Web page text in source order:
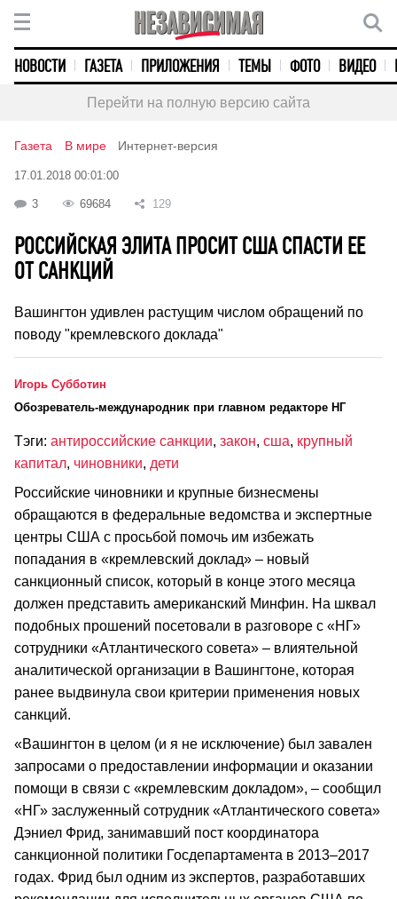
НОВОСТИ ГАЗЕТА ПРИЛОЖЕНИЯ ТЕМЫ ФОТО ВИДЕО
Перейти на полную версию сайта
Газета В мире Интернет-версия
17.01.2018 00:01:00
3 69684 129
РОССИЙСКАЯ ЭЛИТА ПРОСИТ США СПАСТИ ЕЕ
ОТ САНКЦИЙ
Вашингтон удивлен растущим числом обращений по
поводу "кремлевского доклада"
Игорь Субботин
Обозреватель-международник при главном редакторе НГ
Тэги: антироссийские санкции, закон, сша, крупный
капитал, чиновники, дети
Российские чиновники и крупные бизнесмены
обращаются в федеральные ведомства и экспертные
центры США с просьбой помочь им избежать
попадания в «кремлевский доклад» – новый
санкционный список, который в конце этого месяца
должен представить американский Минфин. На шквал
подобных прошений посетовали в разговоре с «НГ»
сотрудники «Атлантического совета» – влиятельной
аналитической организации в Вашингтоне, которая
ранее выдвинула свои критерии применения новых
санкций.
«Вашингтон в целом (и я не исключение) был завален
запросами о предоставлении информации и оказании
помощи в связи с «кремлевским докладом», – сообщил
«НГ» заслуженный сотрудник «Атлантического совета»
Дэниел Фрид, занимавший пост координатора
санкционной политики Госдепартамента в 2013–2017
годах. Фрид был одним из экспертов, разработавших